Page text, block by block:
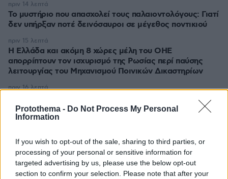
Protothema - Do Not Process My Personal
Information
If you wish to opt-out of the sale, sharing to third parties, or
processing of your personal or sensitive information for
targeted advertising by us, please use the below opt-out
section to confirm your selection. Please note that after your
Το μυστήριο που απασχολεί τους παλαιοντολόγους: Γιατί
δεν υπήρξαν ποτέ δεινόσαυροι σε μέγεθος ποντικιού
πριν 14 λεπτά
Η Ελλάδα και ακόμη 8 χώρες μέλη του ΟΗΕ
απορρίπτουν τον ισχυρισμό της Ρωσίας περί παύσης
λειτουργίας του Μηχανισμού Ποινικών Δικαστηρίων
πριν 15 λεπτά
Νέα Mercedes-AMG GT 53 με 544 άλογα και 0-100 σε
3,5 δλ.
πριν 16 λεπτά
ΠΑΟΚ - Άντερλεχτ 0-1 (Β' ημίχρονο): Παλεύει για την
ισοφάριση ο «Δικέφαλος», έχασε πέναλτι ο Μιχαηλίδης,
πριν 18 λεπτά